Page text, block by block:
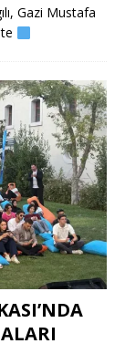
Gazi Mustafa